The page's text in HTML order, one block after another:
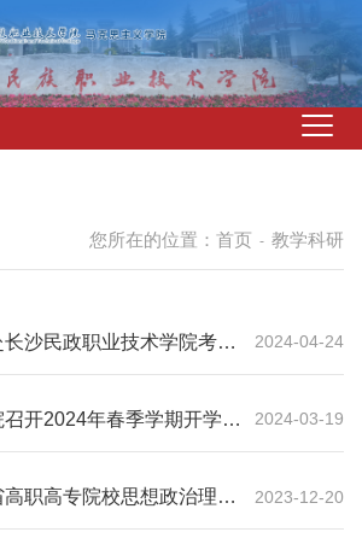
您所在的位置： 首页 - 教学科研
沙民政职业技术学院考察
2024-04-24
开2024年春季学期开学工
2024-03-19
职高专院校思想政治理论
2023-12-20